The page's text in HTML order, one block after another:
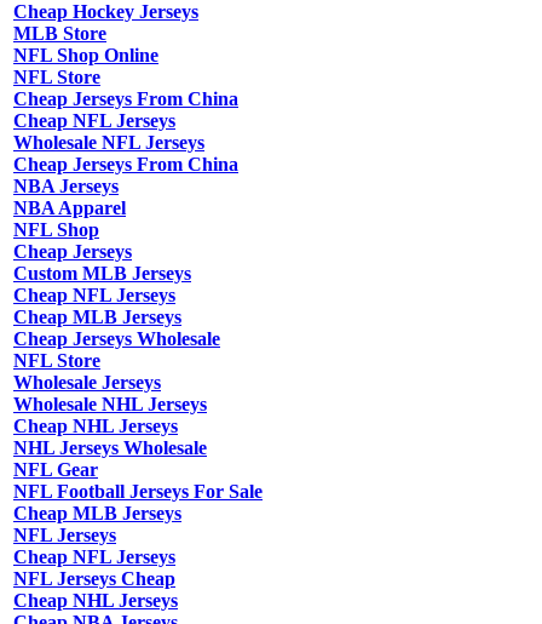
Cheap Hockey Jerseys
MLB Store
NFL Shop Online
NFL Store
Cheap Jerseys From China
Cheap NFL Jerseys
Wholesale NFL Jerseys
Cheap Jerseys From China
NBA Jerseys
NBA Apparel
NFL Shop
Cheap Jerseys
Custom MLB Jerseys
Cheap NFL Jerseys
Cheap MLB Jerseys
Cheap Jerseys Wholesale
NFL Store
Wholesale Jerseys
Wholesale NHL Jerseys
Cheap NHL Jerseys
NHL Jerseys Wholesale
NFL Gear
NFL Football Jerseys For Sale
Cheap MLB Jerseys
NFL Jerseys
Cheap NFL Jerseys
NFL Jerseys Cheap
Cheap NHL Jerseys